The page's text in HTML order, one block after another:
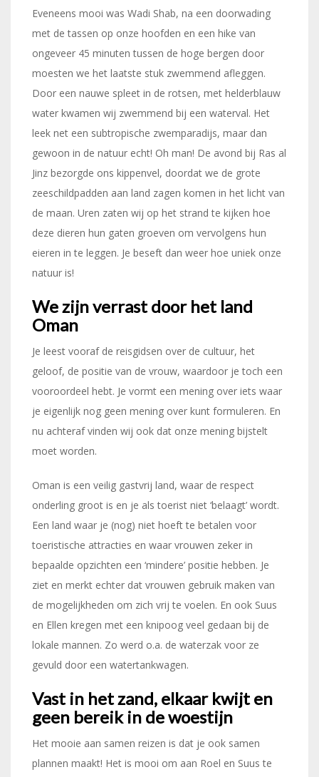
Eveneens mooi was Wadi Shab, na een doorwading
met de tassen op onze hoofden en een hike van
ongeveer 45 minuten tussen de hoge bergen door
moesten we het laatste stuk zwemmend afleggen.
Door een nauwe spleet in de rotsen, met helderblauw
water kwamen wij zwemmend bij een waterval. Het
leek net een subtropische zwemparadijs, maar dan
gewoon in de natuur echt! Oh man! De avond bij Ras al
Jinz bezorgde ons kippenvel, doordat we de grote
zeeschildpadden aan land zagen komen in het licht van
de maan. Uren zaten wij op het strand te kijken hoe
deze dieren hun gaten groeven om vervolgens hun
eieren in te leggen. Je beseft dan weer hoe uniek onze
natuur is!
We zijn verrast door het land
Oman
Je leest vooraf de reisgidsen over de cultuur, het
geloof, de positie van de vrouw, waardoor je toch een
vooroordeel hebt. Je vormt een mening over iets waar
je eigenlijk nog geen mening over kunt formuleren. En
nu achteraf vinden wij ook dat onze mening bijstelt
moet worden.
Oman is een veilig gastvrij land, waar de respect
onderling groot is en je als toerist niet ‘belaagt’ wordt.
Een land waar je (nog) niet hoeft te betalen voor
toeristische attracties en waar vrouwen zeker in
bepaalde opzichten een ‘mindere’ positie hebben. Je
ziet en merkt echter dat vrouwen gebruik maken van
de mogelijkheden om zich vrij te voelen. En ook Suus
en Ellen kregen met een knipoog veel gedaan bij de
lokale mannen. Zo werd o.a. de waterzak voor ze
gevuld door een watertankwagen.
Vast in het zand, elkaar kwijt en
geen bereik in de woestijn
Het mooie aan samen reizen is dat je ook samen
plannen maakt! Het is mooi om aan Roel en Suus te